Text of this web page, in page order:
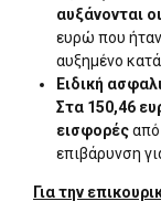
αυξάνονται
ευρώ που ήταν
αυξημένο
Ειδική
Στα 150,46
εισφορές
επιβάρυνση
Για την